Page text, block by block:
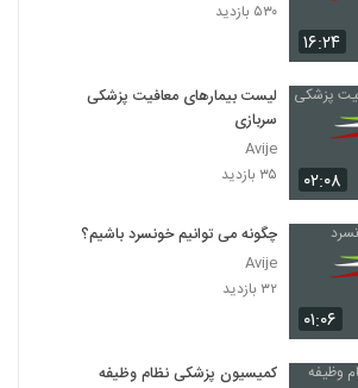
۱۶:۲۴
۵۳۰ بازدید
۰۲:۰۸
لیست بیمارهای معافیت پزشکی
سربازی
Avije
۳۵ بازدید
۰۱:۰۶
چگونه می توانیم خونسرد باشیم؟
Avije
۳۲ بازدید
کمیسیون پزشکی نظام وظیفه